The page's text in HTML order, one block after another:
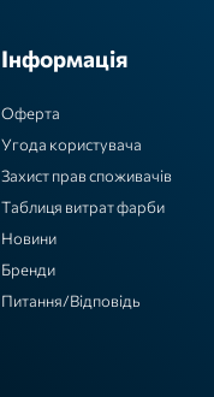
Інформація
Оферта
Угода користувача
Захист прав споживачів
Таблиця витрат фарби
Новини
Бренди
Питання/Відповідь